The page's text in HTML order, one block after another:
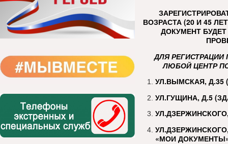
ВОЗРАСТА (20 И 45
ДОКУМЕНТ
ДЛЯ
ЛЮБОЙ ЦЕНТР
УЛ.ВЫМСКАЯ, Д.35
УЛ.ГУЩИНА, Д.5
«МОИ